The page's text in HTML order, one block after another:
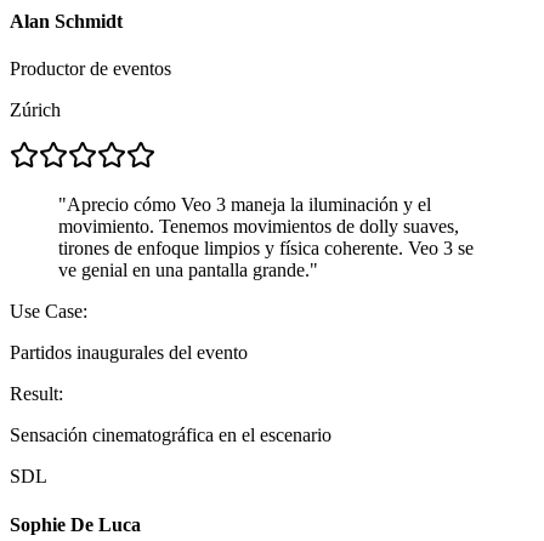
Alan Schmidt
Productor de eventos
Zúrich
"Aprecio cómo Veo 3 maneja la iluminación y el
movimiento. Tenemos movimientos de dolly suaves,
tirones de enfoque limpios y física coherente. Veo 3 se
ve genial en una pantalla grande."
Use Case:
Partidos inaugurales del evento
Result:
Sensación cinematográfica en el escenario
SDL
Sophie De Luca